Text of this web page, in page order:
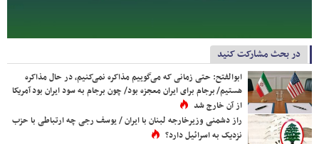
در بحث مشارکت کنید
ابوالفتح: حتی زمانی که می‌گوییم مذاکره نمی‌کنیم، در حال مذاکره
هستیم/ برجام برای ایران معجزه بود/ چون برجام به سود ایران بود آمریکا
از آن خارج شد
راز دشمنی وزیرخارجه لبنان با ایران / یوسف رجی چه ارتباطی با حزب
نزدیک به اسرائیل دارد؟